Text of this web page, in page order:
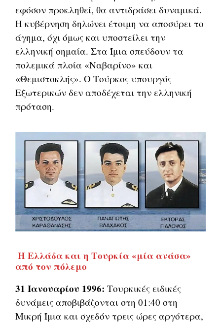
εφόσον προκληθεί, θα αντιδράσει δυναμικά.
Η κυβέρνηση δηλώνει έτοιμη να αποσύρει το
άγημα, όχι όμως και υποστείλει την
ελληνική σημαία. Στα Ίμια σπεύδουν τα
πολεμικά πλοία «Ναβαρίνο» και
«Θεμιστοκλής». Ο Τούρκος υπουργός
Εξωτερικών δεν αποδέχεται την ελληνική
πρόταση.
Η Ελλάδα και η Τουρκία «μία ανάσα»
από τον πόλεμο
31 Ιανουαρίου 1996: Τουρκικές ειδικές
δυνάμεις αποβιβάζονται στη 01:40 στη
Μικρή Ίμια και σχεδόν τρεις ώρες αργότερα,